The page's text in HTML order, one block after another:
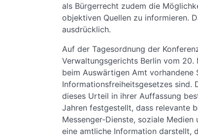
als Bürgerrecht zudem die
objektiven Quellen zu informieren.
ausdrücklich.
Auf der Tagesordnung der
Verwaltungsgerichts Berlin vom
beim Auswärtigen Amt vorhandene
Informationsfreiheitsgesetzes sind.
dieses Urteil in ihrer Auffassung
Jahren festgestellt, dass relevante
Messenger-Dienste, soziale
eine amtliche Information darstellt,